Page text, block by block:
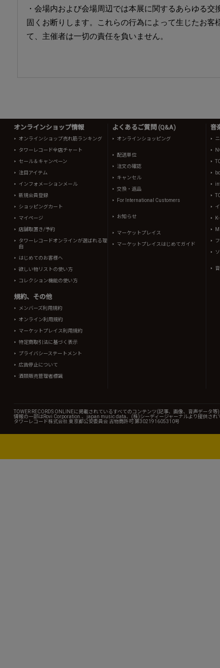
・会場内および会場周辺では本展に関するあらゆる交
固くお断りします。これらの行為によって生じたお客
て、主催者は一切の責任を負いません。
オンラインショップ情報
オンラインショップ売れ筋ランキング
タワーレコード全店チャート
セール＆キャンペーン
注目アイテム
インフォメーションメール
新規会員登録
ショッピングカート
マイページ
店舗取置き/予約
タワーレコードオンラインが選ばれる理
由
はじめてのお客様へ
欲しい物リストの使い方
コレクション機能の使い方
規約、その他
メンバーズ利用規約
オンライン利用規約
マーケットプレイス利用規約
特定商取引法に基づく表示
プライバシーステートメント
広告停止について
酒類販売管理者標識
よくあるご質問 (Q&A)
オンラインショッピング
配送単位
注文の確認
キャンセル
交換・返品
For International Customers
お知らせ
マーケットプレイス
マーケットプレイスはじめてガイド
音
TOWER RECORDS ONLINEに掲載されているすべてのコンテンツ(記事、画像、音声データ
情報の一部はRovi Corporation.、japan music data、(株)シーディージャーナルより提供され
タワーレコード株式会社 東京都公安委員会 古物商許可 第302191605310号